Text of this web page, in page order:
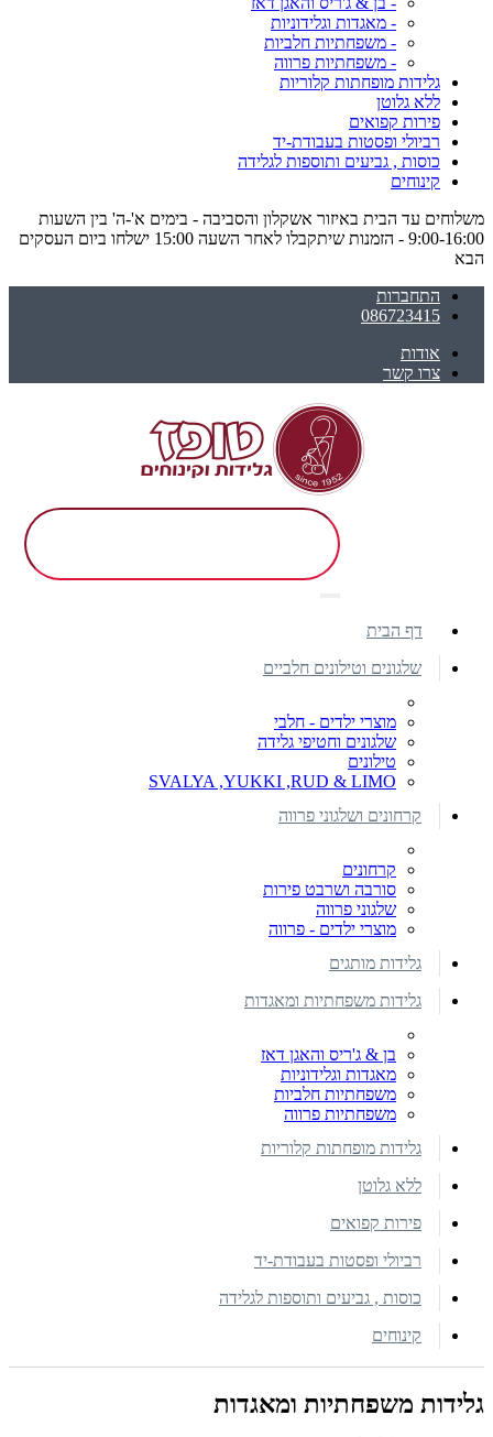
- מאגדות וגלידוניות
- משפחתיות חלביות
- משפחתיות פרווה
גלידות מופחתות קלוריות
ללא גלוטן
פירות קפואים
רביולי ופסטות בעבודת-יד
כוסות , גביעים ותוספות לגלידה
קינוחים
משלוחים עד הבית באיזור אשקלון והסביבה - בימים א'-ה' בין השעות
9:00-16:00 - הזמנות שיתקבלו לאחר השעה 15:00 ישלחו ביום העסקים
הבא
התחברות
086723415
אודות
צרו קשר
דף הבית
שלגונים וטילונים חלביים
מוצרי ילדים - חלבי
שלגונים וחטיפי גלידה
טילונים
SVALYA ,YUKKI ,RUD & LIMO
קרחונים ושלגוני פרווה
קרחונים
סורבה ושרבט פירות
שלגוני פרווה
מוצרי ילדים - פרווה
גלידות מותגים
גלידות משפחתיות ומאגדות
בן & ג'ריס והאגן דאז
מאגדות וגלידוניות
משפחתיות חלביות
משפחתיות פרווה
גלידות מופחתות קלוריות
ללא גלוטן
פירות קפואים
רביולי ופסטות בעבודת-יד
כוסות , גביעים ותוספות לגלידה
קינוחים
גלידות משפחתיות ומאגדות